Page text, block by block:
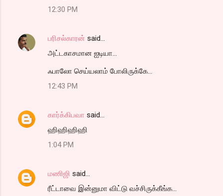
12:30 PM
பரிசல்காரன் said…
அட்டகாசமான ஐடியா...
ஃபாலோ செய்யலாம் போலிருக்கே...
12:43 PM
கார்க்கிபவா said…
ஹிஹிஹிஹி
1:04 PM
மணிஜி said…
ரீட்டாவை இன்னுமா விட்டு வச்சிருக்கீங்க...